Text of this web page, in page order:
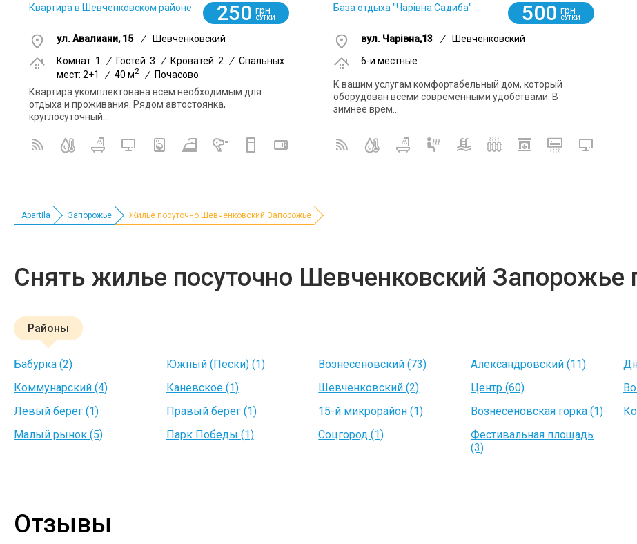
Квартира в Шевченковском районе 250 грн
СУТКИ
ул. Авалиани, 15 /
Шевченковский
Комнат: 1
/ Гостей: 3 / Кроватей: 2 / Спальных
мест: 2+1
/ 40 м2 /
Почасово
Квартира укомплектована всем необходимым для
отдыха и проживания. Рядом автостоянка,
круглосуточный...
База отдыха "Чарівна Садиба" 500 грн
СУТКИ
вул. Чарівна,13 /
Шевченковский
6-и местные
К вашим услугам комфортабельный дом, который
оборудован всеми современными удобствами. В
зимнее врем...
Apartila Запорожье Жилье посуточно Шевченковский Запорожье
Снять жилье посуточно Шевченковский Запорожье
Районы
Бабурка (2) Южный (Пески) (1) Вознесеновский (73) Александровский (11)
Коммунарский (4)
Каневское (1) Шевченковский (2) Центр (60)
Левый берег (1)
Правый берег (1) 15-й микрорайон (1) Вознесеновская горка (1)
Малый рынок (5)
Парк Победы (1) Соцгород (1)
Фестивальная площадь
(3)
Отзывы